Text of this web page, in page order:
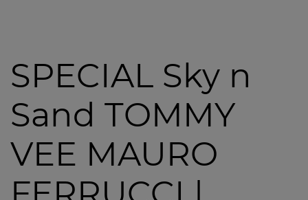
SPECIAL Sky n
Sand TOMMY
VEE MAURO